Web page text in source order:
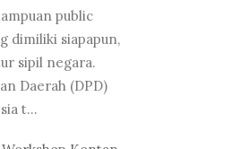
public
dimiliki siapapun,
sipil negara.
Daerah (DPD)
t...